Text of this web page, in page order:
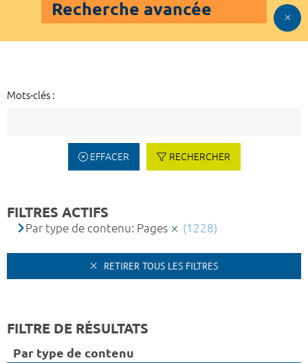
Recherche avancée
Mots-clés :
EFFACER RECHERCHER
FILTRES ACTIFS
Par type de contenu: Pages (1228)
RETIRER TOUS LES FILTRES
FILTRE DE RÉSULTATS
Par type de contenu